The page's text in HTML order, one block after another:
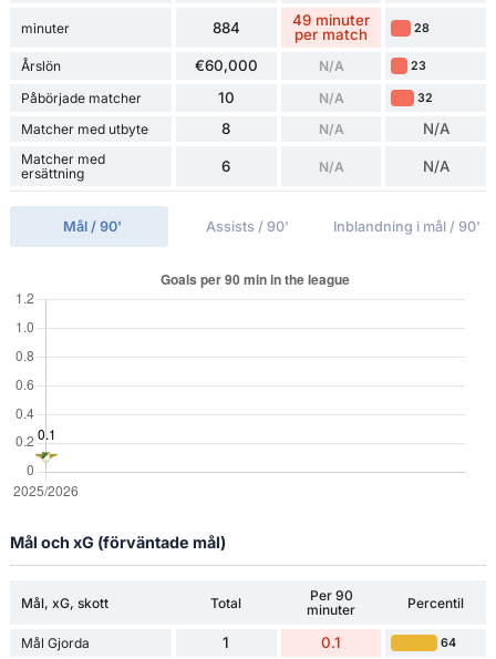
minuter 884
49 minuter
per match
28
Årslön €60,000 N/A 23
Påbörjade matcher 10 N/A 32
Matcher med utbyte 8 N/A N/A
Matcher med
ersättning
6 N/A N/A
Mål / 90' Assists / 90' Inblandning i mål / 90'
Mål och xG (förväntade mål)
Mål, xG, skott Total
Per 90
minuter
Percentil
Mål Gjorda 1 0.1 64